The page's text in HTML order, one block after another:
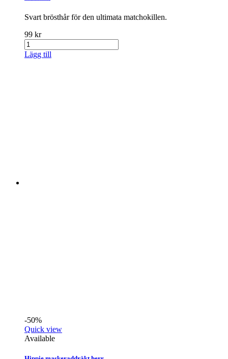
Svart brösthår för den ultimata matchokillen.
99 kr
Lägg till
-50%
Quick view
Available